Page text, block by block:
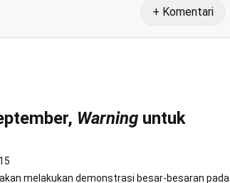
+ Komentari
Warning untuk
melakukan demonstrasi besar-besaran pada